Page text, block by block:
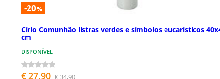
-20%
Círio Comunhão listras verdes e símbolos eucarísticos
cm
DISPONÍVEL
€ 27,90 € 34,90